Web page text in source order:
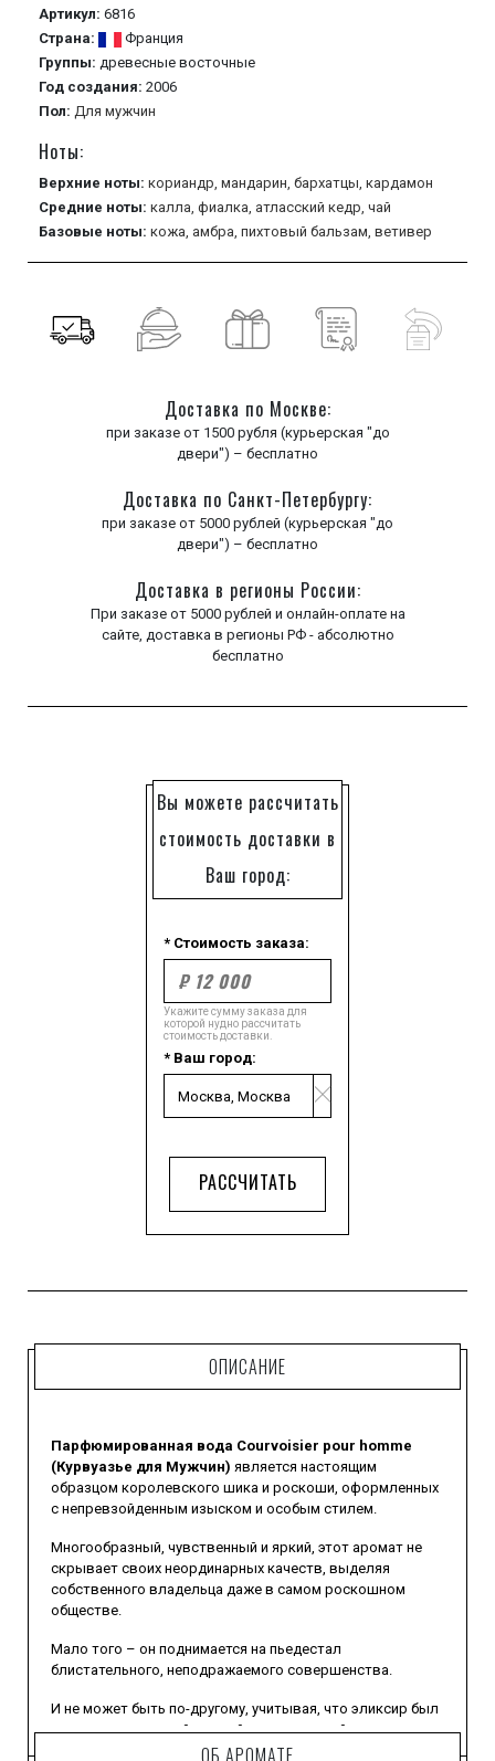
Артикул: 6816
Страна:
Франция
Группы: древесные восточные
Год создания: 2006
Пол: Для мужчин
Ноты:
Верхние ноты: кориандр, мандарин, бархатцы, кардамон
Средние ноты: калла, фиалка, атласский кедр, чай
Базовые ноты: кожа, амбра, пихтовый бальзам, ветивер
Доставка по Москве:
при заказе от 1500 рубля (курьерская "до
двери") – бесплатно
Доставка по Санкт-Петербургу:
при заказе от 5000 рублей (курьерская "до
двери") – бесплатно
Доставка в регионы России:
При заказе от 5000 рублей и онлайн-оплате на
сайте, доставка в регионы РФ - абсолютно
бесплатно
Вы можете рассчитать
стоимость доставки в
Ваш город:
* Стоимость заказа:
Укажите сумму заказа для
которой нудно рассчитать
стоимость доставки.
* Ваш город:
РАССЧИТАТЬ
ОПИСАНИЕ
Парфюмированная вода Courvoisier pour homme
(Курвуазье для Мужчин) является настоящим
образцом королевского шика и роскоши, оформленных
с непревзойденным изыском и особым стилем.
Многообразный, чувственный и яркий, этот аромат не
скрывает своих неординарных качеств, выделяя
собственного владельца даже в самом роскошном
обществе.
Мало того – он поднимается на пьедестал
блистательного, неподражаемого совершенства.
И не может быть по-другому, учитывая, что эликсир был
создан легендарной маркой, выпускающей элитные
алкогольные напитки и пользующейся высочайшим
ОБ АРОМАТЕ